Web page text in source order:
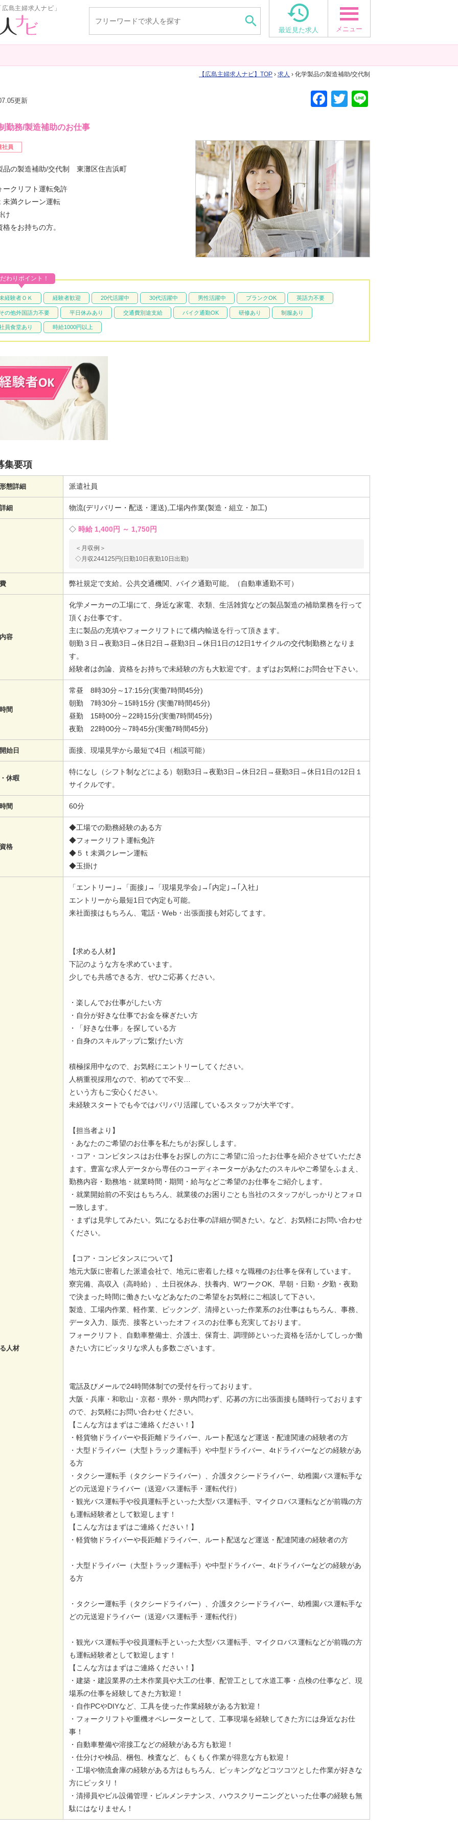
島主婦求人ナビ」
 
最近見た求人 メニュー
広島主婦求人ナビ TOP › 求人 › 化学製品の製造補助/交代制
更新
勤務/製造補助のお仕事
社員
F
b
o
o
k
T
er
品の製造補助/交代制 東灘区住吉浜町
クリフト運転免許
満クレーン運転
け
格をお持ちの方。
経験者ＯＫ 経験者歓迎 20代活躍中 30代活躍中 男性活躍中 ブランクOK 英語力不要
の他外国語力不要 平日休みあり 交通費別途支給 バイク通勤OK 研修あり 制服あり
員食堂あり 時給1000円以上
わりポイント！
集要項
態詳細 派遣社員
細 物流(デリバリー・配送・運送),工場内作業(製造・組立・加工)
時給 1,400円 ～ 1,750円
＜月収例＞
◇月収244125円(日勤10日夜勤10日出勤)
弊社規定で支給。公共交通機関、バイク通勤可能。（自動車通勤不可）
容
化学メーカーの工場にて、身近な家電、衣類、生活雑貨などの製品製造の補助業務を行って
頂くお仕事です。
主に製品の充填やフォークリフトにて構内輸送を行って頂きます。
朝勤３日→夜勤3日→休日2日→昼勤3日→休日1日の12日1サイクルの交代制勤務となりま
す。
経験者は勿論、資格をお持ちで未経験の方も大歓迎です。まずはお気軽にお問合せ下さい。
間
常昼 8時30分～17:15分(実働7時間45分)
朝勤 7時30分～15時15分 (実働7時間45分)
昼勤 15時00分～22時15分(実働7時間45分)
夜勤 22時00分～7時45分(実働7時間45分)
始日 面接、現場見学から最短で4日（相談可能）
休暇
特になし（シフト制などによる）朝勤3日→夜勤3日→休日2日→昼勤3日→休日1日の12日１
サイクルです。
間 60分
格
◆工場での勤務経験のある方
◆フォークリフト運転免許
◆５ｔ未満クレーン運転
◆玉掛け
人材
「エントリー｣→「面接｣→「現場見学会｣→｢内定｣→｢入社｣
エントリーから最短1日で内定も可能。
来社面接はもちろん、電話・Web・出張面接も対応してます。
【求める人材】
下記のような方を求めています。
少しでも共感できる方、ぜひご応募ください。
・楽しんでお仕事がしたい方
・自分が好きな仕事でお金を稼ぎたい方
・「好きな仕事」を探している方
・自身のスキルアップに繋げたい方
積極採用中なので、お気軽にエントリーしてください。
人柄重視採用なので、初めてで不安…
という方もご安心ください。
未経験スタートでも今ではバリバリ活躍しているスタッフが大半です。
【担当者より】
・あなたのご希望のお仕事を私たちがお探しします。
・コア・コンピタンスはお仕事をお探しの方にご希望に沿ったお仕事を紹介させていただき
ます。豊富な求人データから専任のコーディネーターがあなたのスキルやご希望をふまえ、
勤務内容・勤務地・就業時間・期間・給与などご希望のお仕事をご紹介します。
・就業開始前の不安はもちろん、就業後のお困りごとも当社のスタッフがしっかりとフォロ
ー致します。
・まずは見学してみたい。気になるお仕事の詳細が聞きたい。など、お気軽にお問い合わせ
ください。
【コア・コンピタンスについて】
地元大阪に密着した派遣会社で、地元に密着した様々な職種のお仕事を保有しています。
寮完備、高収入（高時給）、土日祝休み、扶養内、WワークOK、早朝・日勤・夕勤・夜勤
で決まった時間に働きたいなどあなたのご希望をお気軽にご相談して下さい。
製造、工場内作業、軽作業、ピックング、清掃といった作業系のお仕事はもちろん、事務、
データ入力、販売、接客といったオフィスのお仕事も充実しております。
フォークリフト、自動車整備士、介護士、保育士、調理師といった資格を活かしてしっか働
きたい方にピッタリな求人も多数ございます。
電話及びメールで24時間体制での受付を行っております。
大阪・兵庫・和歌山・京都・県外・県内問わず、応募の方に出張面接も随時行っております
ので、お気軽にお問い合わせください。
【こんな方はまずはご連絡ください！】
・軽貨物ドライバーや長距離ドライバー、ルート配送など運送・配達関連の経験者の方
・大型ドライバー（大型トラック運転手）や中型ドライバー、4tドライバーなどの経験があ
る方
・タクシー運転手（タクシードライバー）、介護タクシードライバー、幼稚園バス運転手な
どの元送迎ドライバー（送迎バス運転手・運転代行）
・観光バス運転手や役員運転手といった大型バス運転手、マイクロバス運転などが前職の方
も運転経験者として歓迎します！
【こんな方はまずはご連絡ください！】
・軽貨物ドライバーや長距離ドライバー、ルート配送など運送・配達関連の経験者の方
・大型ドライバー（大型トラック運転手）や中型ドライバー、4tドライバーなどの経験があ
る方
・タクシー運転手（タクシードライバー）、介護タクシードライバー、幼稚園バス運転手な
どの元送迎ドライバー（送迎バス運転手・運転代行）
・観光バス運転手や役員運転手といった大型バス運転手、マイクロバス運転などが前職の方
も運転経験者として歓迎します！
【こんな方はまずはご連絡ください！】
・建築・建設業界の土木作業員や大工の仕事、配管工として水道工事・点検の仕事など、現
場系の仕事を経験してきた方歓迎！
・自作PCやDIYなど、工具を使った作業経験がある方歓迎！
・フォークリフトや重機オペレーターとして、工事現場を経験してきた方には身近なお仕
事！
・自動車整備や溶接工などの経験がある方も歓迎！
・仕分けや検品、梱包、検査など、もくもく作業が得意な方も歓迎！
・工場や物流倉庫の経験がある方はもちろん、ピッキングなどコツコツとした作業が好きな
方にピッタリ！
・清掃員やビル設備管理・ビルメンテナンス、ハウスクリーニングといった仕事の経験も無
駄にはなりません！